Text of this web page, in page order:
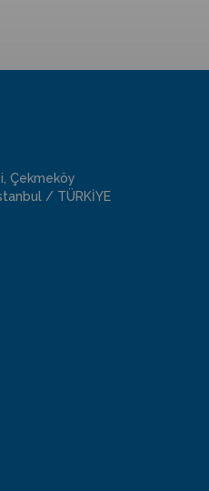
Çekmeköy
/ TÜRKİYE